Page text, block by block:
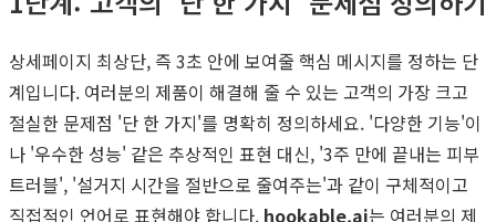
상세페이지 최상단, 즉 3초 안에 보여줄 핵심 메시지를 정하는 단
계입니다. 여러분의 제품이 해결해 줄 수 있는 고객의 가장 크고
절실한 문제점 '단 한 가지'를 명확히 정의하세요. '다양한 기능'이
나 '우수한 성능' 같은 추상적인 표현 대신, '3주 만에 끝내는 피부
트러블', '설거지 시간을 절반으로 줄여주는'과 같이 구체적이고
직접적인 언어로 표현해야 합니다. hookable.ai는 여러분의 제